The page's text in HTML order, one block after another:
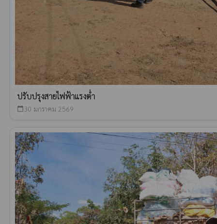
ปรับปรุงสายไฟฟ้าแรงต่ำ
calendar_today 30 มกราคม 2569